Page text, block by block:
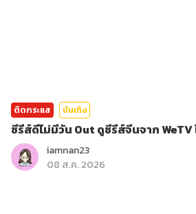
ติดกระแส บันเทิง
ซีรีส์ดีไม่มีวัน Out ดูซีรีส์จีนจาก WeTV
iamnan23
08 ส.ค. 2026